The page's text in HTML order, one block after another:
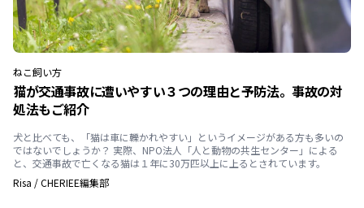
ねこ飼い方
猫が交通事故に遭いやすい３つの理由と予防法。事故の対
処法もご紹介
犬と比べても、「猫は車に轢かれやすい」というイメージがある方も多いの
ではないでしょうか？ 実際、NPO法人「人と動物の共生センター」による
と、交通事故で亡くなる猫は１年に30万匹以上に上るとされています。
Risa /CHERIEE編集部